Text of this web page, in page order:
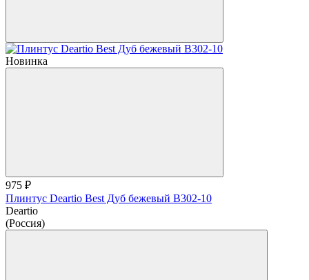
Новинка
975 ₽
Плинтус Deartio Best Дуб бежевый B302-10
Deartio
(Россия)